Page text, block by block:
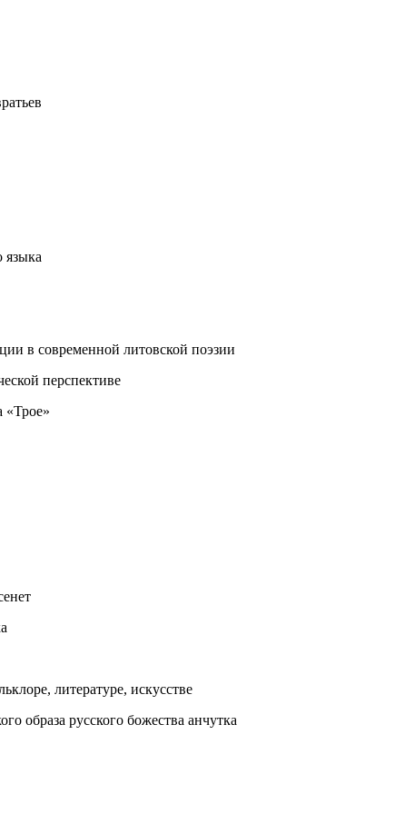
в современной литовской поэзии
перспективе
литературе, искусстве
образа русского божества анчутка